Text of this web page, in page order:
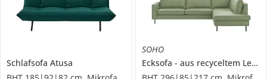
Schlafsofa Atusa
SOHO
Ecksofa
aus recyceltem Leder